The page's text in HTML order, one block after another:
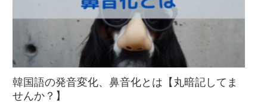
韓国語の発音変化、鼻音化とは【丸暗記してま
せんか？】